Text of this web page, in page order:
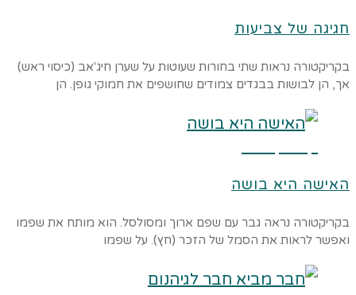
חגיגה של צביעות
בקריקטורה נראות שתי בחורות שעוטות על שערן חיג'אב (כיסוי ראש)
אך, הן לבושות בבגדים צמודים שחושפים את חמוקי גופן. הן
האישה היא בושה
בקריקטורה נראה גבר עם שפם ארוך ומסולסל. הוא מותח את שפמו
ואפשר לראות את הסמל של הזכר (חץ). על שפמו